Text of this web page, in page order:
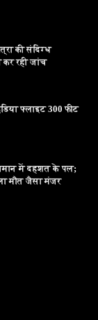
की संदिग्ध
कर रही जांच
फ्लाइट 300 फीट
में दहशत के पल;
मौत जैसा मंजर